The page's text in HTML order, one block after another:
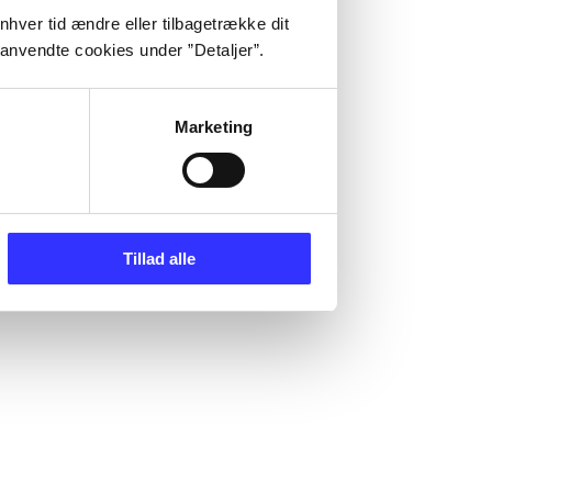
tid ændre eller tilbagetrække dit
cookies under ”Detaljer”.
Marketing
Tillad alle